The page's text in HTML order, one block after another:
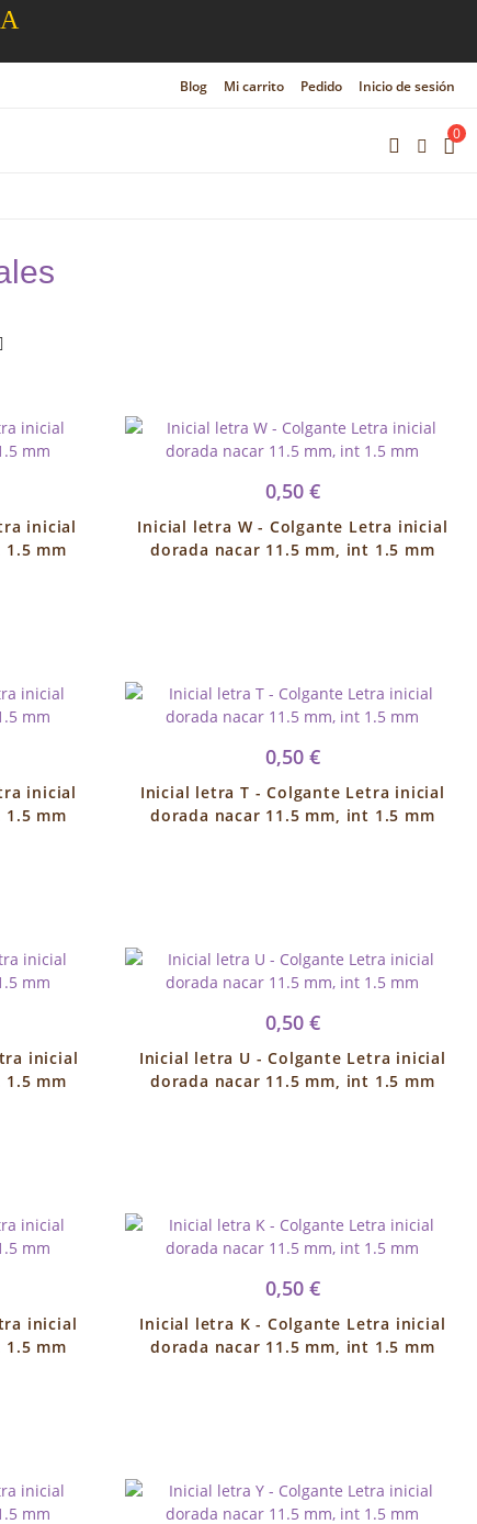
Blog Mi carrito Pedido Inicio de sesión
0
inicial
mm
0,50 €
Inicial letra W - Colgante Letra inicial
dorada nacar 11.5 mm, int 1.5 mm
inicial
mm
0,50 €
Inicial letra T - Colgante Letra inicial
dorada nacar 11.5 mm, int 1.5 mm
inicial
mm
0,50 €
Inicial letra U - Colgante Letra inicial
dorada nacar 11.5 mm, int 1.5 mm
inicial
mm
0,50 €
Inicial letra K - Colgante Letra inicial
dorada nacar 11.5 mm, int 1.5 mm